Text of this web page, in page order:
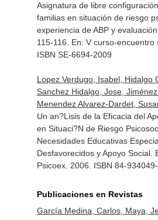
Asignatura de libre
familias en situación de riesgo
experiencia de ABP y
115-116. En: V curso-encuentro
ISBN SE-6694-2009
Lopez Verdugo, Isabel, Hidalgo
Sanchez Hidalgo, Jose,
Menendez Alvarez-Dardet,
Un an?Lisis de la Eficacia del
en Situaci?N de Riesgo
Necesidades Educativas
Desfavorecidos y Apoyo Social.
Psicoex. 2006. ISBN 84-
Publicaciones en Revistas
García Medina, Carlos, Maya,